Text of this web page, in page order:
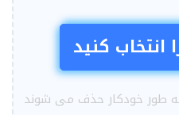
انتخاب کنید